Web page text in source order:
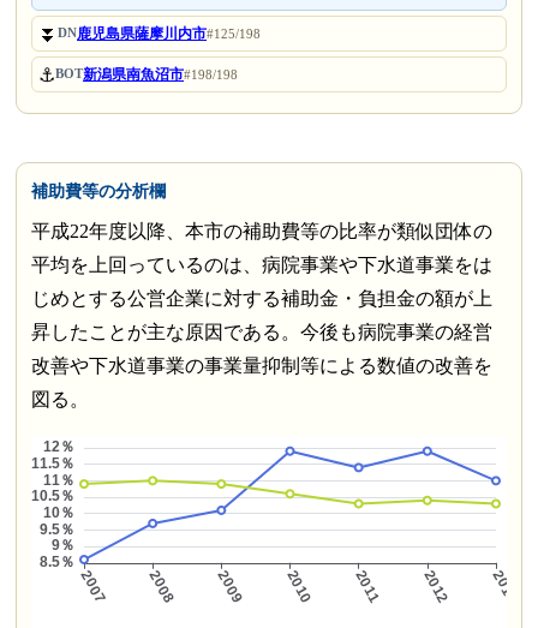
⏬DN鹿児島県薩摩川内市#125/198
⚓BOT新潟県南魚沼市#198/198
補助費等の分析欄
平成22年度以降、本市の補助費等の比率が類似団体の
平均を上回っているのは、病院事業や下水道事業をは
じめとする公営企業に対する補助金・負担金の額が上
昇したことが主な原因である。今後も病院事業の経営
改善や下水道事業の事業量抑制等による数値の改善を
図る。